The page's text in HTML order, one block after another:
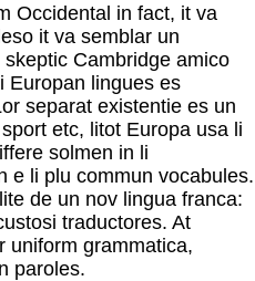
Occidental in fact, it va
it va semblar un
Cambridge amico
Europan lingues es
separat existentie es un
etc, litot Europa usa li
solmen in li
e li plu commun vocabules.
de un nov lingua franca:
traductores. At
uniform grammatica,
paroles.